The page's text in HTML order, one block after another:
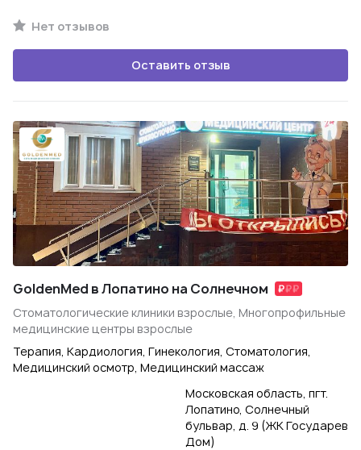
Нет отзывов
Оставить отзыв
GoldenMed в Лопатино на Солнечном
Стоматологические клиники взрослые, Многопрофильные
медицинские центры взрослые
Терапия, Кардиология, Гинекология, Стоматология,
Медицинский осмотр, Медицинский массаж
Московская область, пгт.
Лопатино, Солнечный
бульвар, д. 9 (ЖК Государев
Дом)